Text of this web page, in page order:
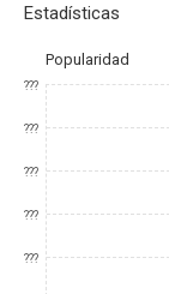
Estadísticas
Popularidad
???
???
???
???
???